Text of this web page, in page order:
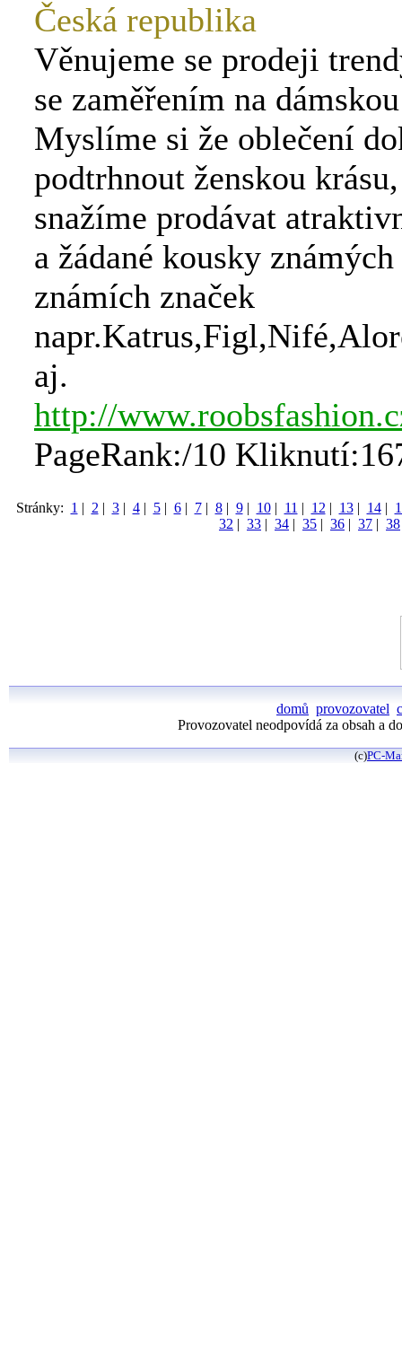
Česká republika
Věnujeme se prodeji
se zaměřením na
Myslíme si že oblečení
podtrhnout ženskou
snažíme prodávat
a žádané kousky
známích značek
aj.
http://
PageRank:/10
Stránky: 1 | 2 | 3| 4| 5| 6| 7| 8| 9| 10| 11 | 12 | 13| 14|
32 | 33 | 34 | 35 | 36 | 37 | 38
domů provozovatel
Provozovatel neodpovídá za obsah a
(c)PC-